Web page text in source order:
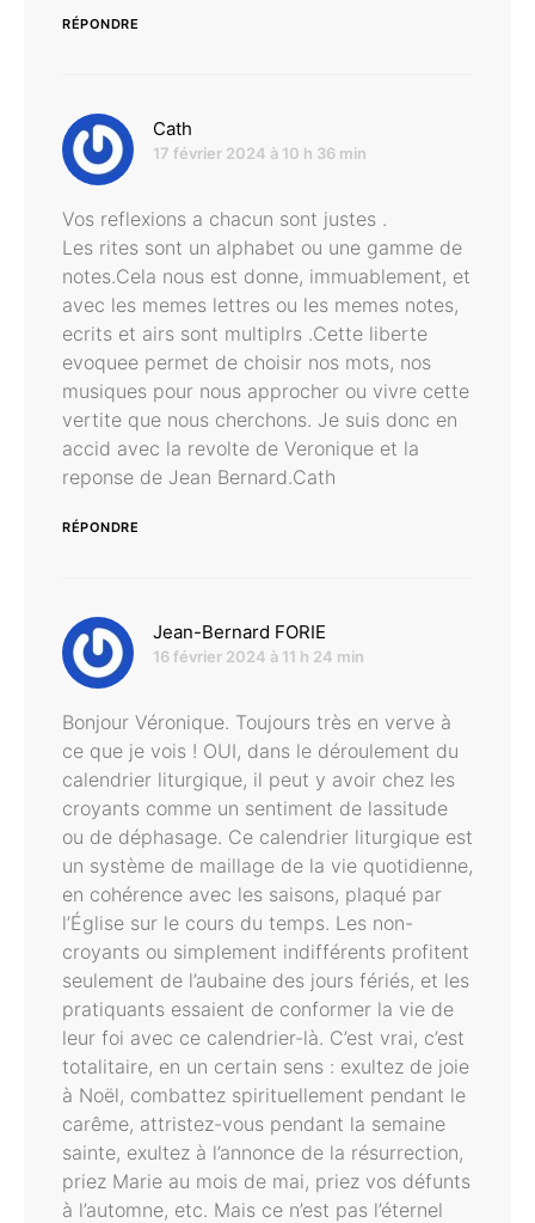
RÉPONDRE
Cath
17 février 2024 à 10 h 36 min
Vos reflexions a chacun sont justes .
Les rites sont un alphabet ou une gamme de
notes.Cela nous est donne, immuablement, et
avec les memes lettres ou les memes notes,
ecrits et airs sont multiplrs .Cette liberte
evoquee permet de choisir nos mots, nos
musiques pour nous approcher ou vivre cette
vertite que nous cherchons. Je suis donc en
accid avec la revolte de Veronique et la
reponse de Jean Bernard.Cath
RÉPONDRE
Jean-Bernard FORIE
16 février 2024 à 11 h 24 min
Bonjour Véronique. Toujours très en verve à
ce que je vois ! OUI, dans le déroulement du
calendrier liturgique, il peut y avoir chez les
croyants comme un sentiment de lassitude
ou de déphasage. Ce calendrier liturgique est
un système de maillage de la vie quotidienne,
en cohérence avec les saisons, plaqué par
l’Église sur le cours du temps. Les non-
croyants ou simplement indifférents profitent
seulement de l’aubaine des jours fériés, et les
pratiquants essaient de conformer la vie de
leur foi avec ce calendrier-là. C’est vrai, c’est
totalitaire, en un certain sens : exultez de joie
à Noël, combattez spirituellement pendant le
carême, attristez-vous pendant la semaine
sainte, exultez à l’annonce de la résurrection,
priez Marie au mois de mai, priez vos défunts
à l’automne, etc. Mais ce n’est pas l’éternel